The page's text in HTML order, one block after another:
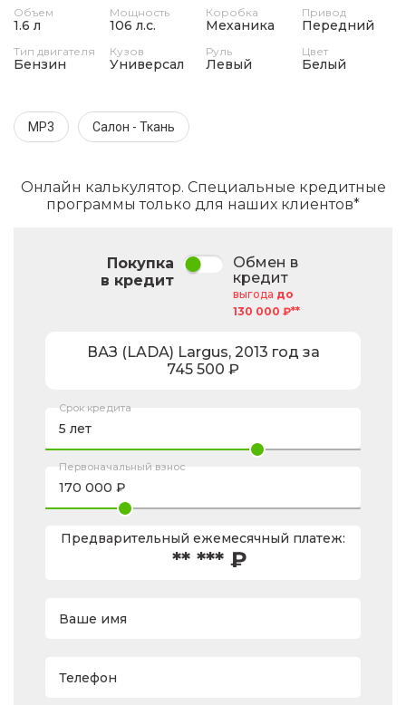
Объем
1.6 л
Мощность
106 л.с.
Коробка
Механика
Привод
Передний
Тип двигателя
Бензин
Кузов
Универсал
Руль
Левый
Цвет
Белый
MP3 Салон - Ткань
Онлайн калькулятор. Специальные кредитные
программы только для наших клиентов*
Покупка
в кредит
Обмен в
кредит
выгода до
130 000 ₽**
ВАЗ (LADA) Largus, 2013 год за
745 500 ₽
Срок кредита
Первоначальный взнос
Предварительный ежемесячный платеж:
** *** ₽
Ваше имя
Телефон